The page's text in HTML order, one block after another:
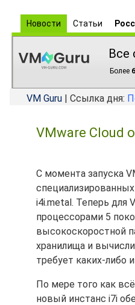
Новости Статьи
Все
Более
VM Guru | Ссылка дня:
VMware Cloud
С момента запуска
i4i.metal. Теперь для
процессорами 5
высокоскоростной
хранилища и
требует каких-либо
По мере того как
новый инстанс i7i